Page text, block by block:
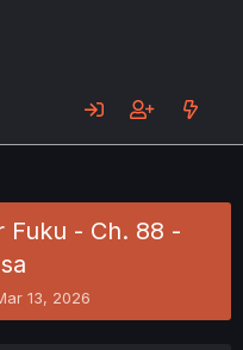
Fuku - Ch. 88 -
13, 2026